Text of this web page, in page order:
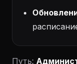
Путь: